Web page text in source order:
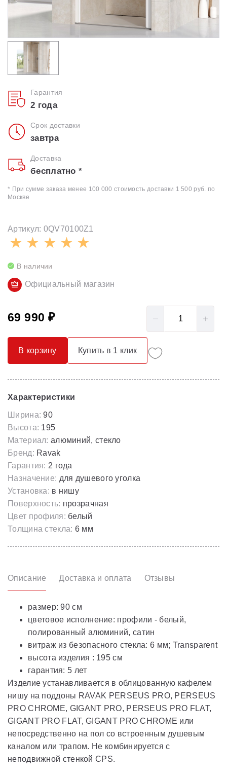
Душевые каналы
Умывальники
Средства ухода
Гарантия
2 года
Срок доставки
завтра
Доставка
бесплатно *
* При сумме заказа менее 100 000 стоимость доставки 1 500 руб. по
Москве
Артикул: 0QV70100Z1
В наличии
Официальный магазин
69 990 ₽
В корзину Купить в 1 клик
Характеристики
Ширина: 90
Высота: 195
Материал: алюминий, стекло
Бренд: Ravak
Гарантия: 2 года
Назначение: для душевого уголка
Установка: в нишу
Поверхность: прозрачная
Цвет профиля: белый
Толщина стекла: 6 мм
Описание Доставка и оплата Отзывы
размер: 90 см
цветовое исполнение: профили - белый,
полированный алюминий, сатин
витраж из безопасного стекла: 6 мм; Transparent
высота изделия : 195 см
гарантия: 5 лет
Изделие устанавливается в облицованную кафелем
нишу на поддоны RAVAK PERSEUS PRO, PERSEUS
PRO CHROME, GIGANT PRO, PERSEUS PRO FLAT,
GIGANT PRO FLAT, GIGANT PRO CHROME или
непосредственно на пол со встроенным душевым
каналом или трапом. Не комбинируется с
неподвижной стенкой CPS.